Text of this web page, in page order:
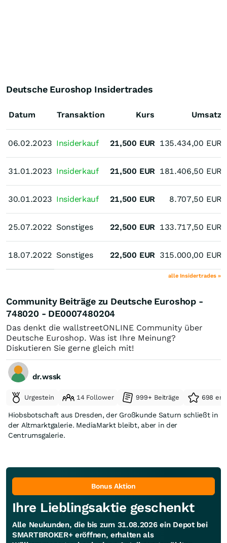
Deutsche Euroshop Insidertrades
Datum
06.02.2023
31.01.2023
30.01.2023
25.07.2022
18.07.2022
Transaktion Kurs Umsatz
06.02.2023 Insiderkauf 21,500 EUR 135.434,00 EUR
31.01.2023 Insiderkauf 21,500 EUR 181.406,50 EUR
30.01.2023 Insiderkauf 21,500 EUR 8.707,50 EUR
25.07.2022 Sonstiges 22,500 EUR 133.717,50 EUR
18.07.2022 Sonstiges 22,500 EUR 315.000,00 EUR
alle Insidertrades »
Community Beiträge zu Deutsche Euroshop -
748020 - DE0007480204
Das denkt die wallstreetONLINE Community über
Deutsche Euroshop. Was ist Ihre Meinung?
Diskutieren Sie gerne gleich mit!
dr.wssk
Urgestein 14 Follower 999+ Beiträge 698
Hiobsbotschaft aus Dresden, der Großkunde Saturn schließt in
der Altmarktgalerie. MediaMarkt bleibt, aber in der
Centrumsgalerie.
Bonus Aktion
Ihre Lieblingsaktie geschenkt
Alle Neukunden, die bis zum 31.08.2026 ein Depot bei
SMARTBROKER+ eröffnen, erhalten als